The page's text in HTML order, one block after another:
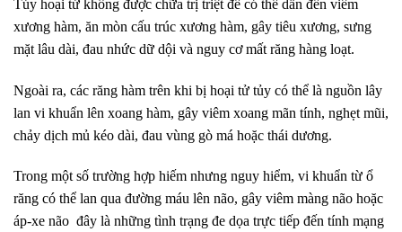
Tủy hoại tử không được chữa trị triệt để có thể dẫn đến viêm
xương hàm, ăn mòn cấu trúc xương hàm, gây tiêu xương, sưng
mặt lâu dài, đau nhức dữ dội và nguy cơ mất răng hàng loạt.
Ngoài ra, các răng hàm trên khi bị hoại tử tủy có thể là nguồn lây
lan vi khuẩn lên xoang hàm, gây viêm xoang mãn tính, nghẹt mũi,
chảy dịch mủ kéo dài, đau vùng gò má hoặc thái dương.
Trong một số trường hợp hiếm nhưng nguy hiểm, vi khuẩn từ ổ
răng có thể lan qua đường máu lên não, gây viêm màng não hoặc
áp‑xe não đây là những tình trạng đe dọa trực tiếp đến tính mạng